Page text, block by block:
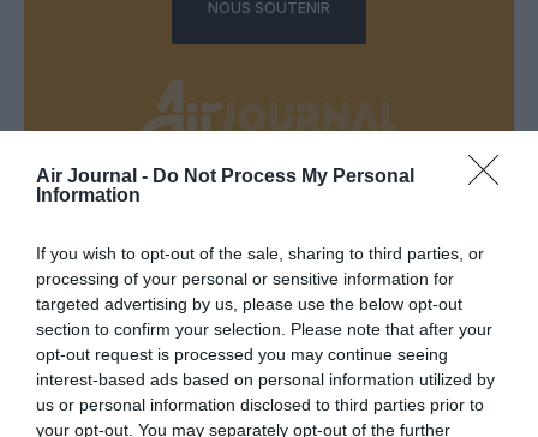
Air Journal - Do Not Process My Personal
Information
If you wish to opt-out of the sale, sharing to third parties, or
processing of your personal or sensitive information for
targeted advertising by us, please use the below opt-out
section to confirm your selection. Please note that after your
opt-out request is processed you may continue seeing
interest-based ads based on personal information utilized by
us or personal information disclosed to third parties prior to
your opt-out. You may separately opt-out of the further
NOUS SOUTENIR
DERNIERS COMMENTAIRES
Manfoua commenté l'article :
Pyramides, croisières et mer Rouge : l’Égypte mise sur
une saison record malgré le contexte géopolitique